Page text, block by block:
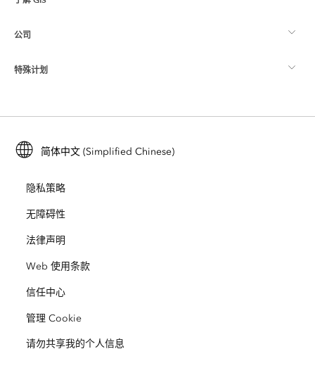
制图
Esri Store
Esri 社区
ArcGIS 博客
Esri 年轻专家关系网
什么是 GIS？
位置智能
培训
ArcUser
ArcNews
ArcWatch
Esri 视频
公司
关于 Esri
招贤纳士
开放视野
业务行为准则
网站地图
特殊计划
ArcGIS for Student Use
保护
教育
种族平等
简体中文 (Simplified Chinese)
隐私策略
无障碍性
法律声明
Web 使用条款
信任中心
管理 Cookie
请勿共享我的个人信息